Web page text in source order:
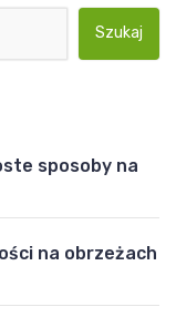
sposoby na
na obrzeżach